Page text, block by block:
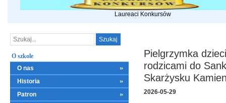
Laureaci Konkursów
O szkole
O nas
Historia
Patron
Pielgrzymka
rodzicami do
Skarżysku
2026-05-29